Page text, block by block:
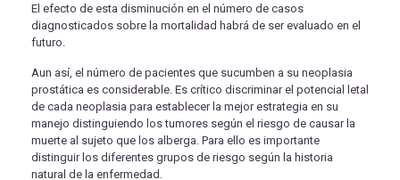
El efecto de esta disminución en el número de casos
diagnosticados sobre la mortalidad habrá de ser evaluado en el
futuro.
Aun así, el número de pacientes que sucumben a su neoplasia
prostática es considerable. Es crítico discriminar el potencial letal
de cada neoplasia para establecer la mejor estrategia en su
manejo distinguiendo los tumores según el riesgo de causar la
muerte al sujeto que los alberga. Para ello es importante
distinguir los diferentes grupos de riesgo según la historia
natural de la enfermedad.